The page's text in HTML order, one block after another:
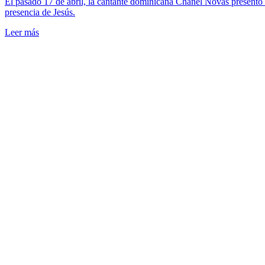
presencia de Jesús.
Leer más